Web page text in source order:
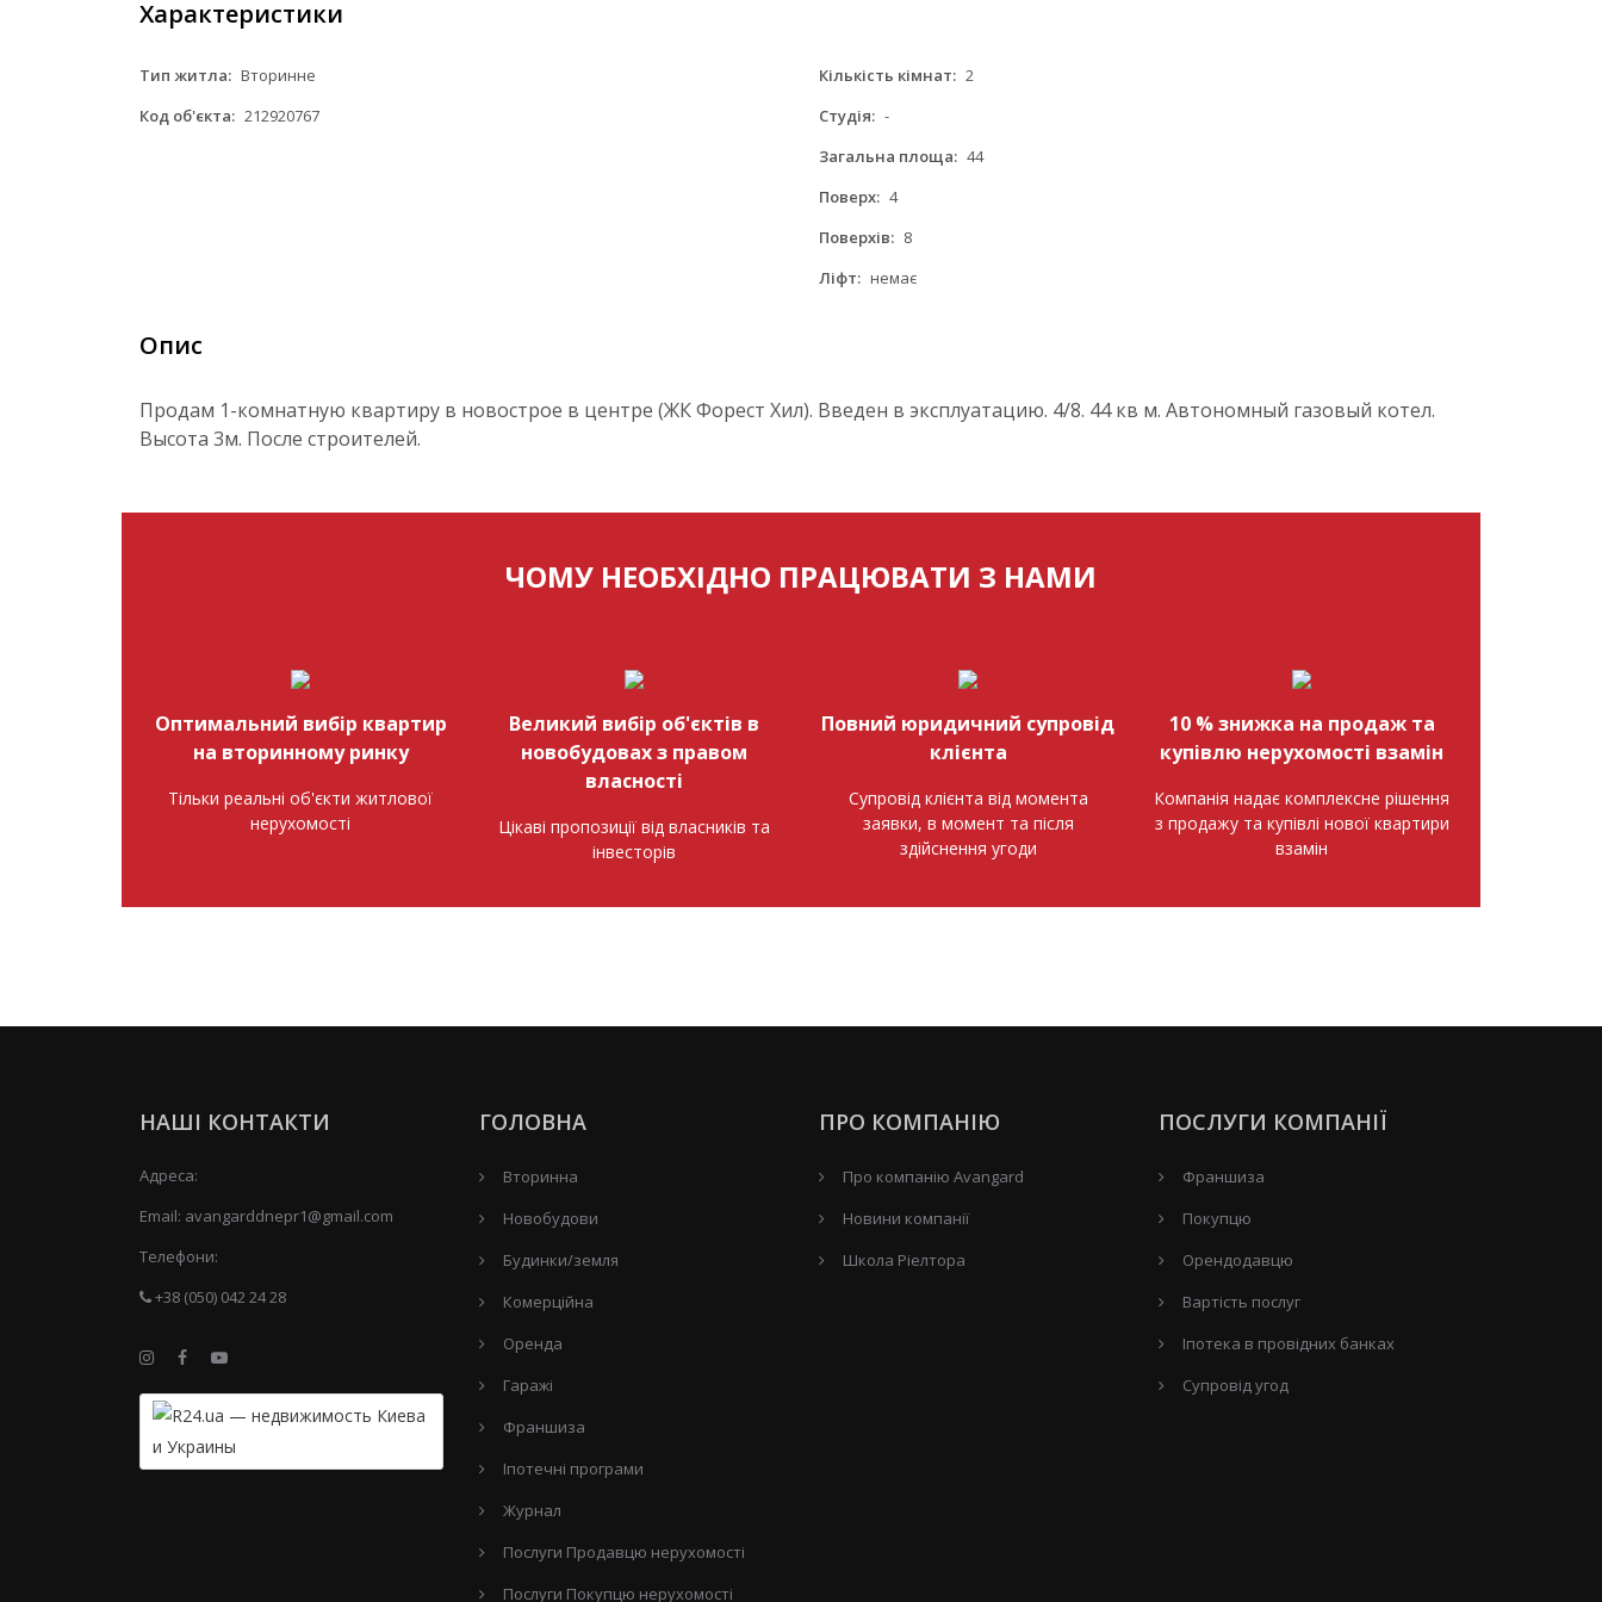
Характеристики
Тип житла: Вторинне
Код об'єкта: 212920767
Кількість кімнат: 2
Студія: -
Загальна площа: 44
Поверх: 4
Поверхів: 8
Ліфт: немає
Опис
Продам 1-комнатную квартиру в новострое в центре (ЖК Форест Хил). Введен в эксплуатацию. 4/8. 44 кв м. Автономный газовый котел.
Высота 3м. После строителей.
ЧОМУ НЕОБХІДНО ПРАЦЮВАТИ З НАМИ
Оптимальний вибір квартир
на вторинному ринку
Тільки реальні об'єкти житлової
нерухомості
Великий вибір об'єктів в
новобудовах з правом
власності
Цікаві пропозиції від власників та
інвесторів
Повний юридичний супровід
клієнта
Супровід клієнта від момента
заявки, в момент та після
здійснення угоди
10 % знижка на продаж та
купівлю нерухомості взамін
Компанія надає комплексне рішення
з продажу та купівлі нової квартири
взамін
НАШІ КОНТАКТИ
Адреса:
Email: avangarddnepr1@gmail.com
Телефони:
+38 (050) 042 24 28
ГОЛОВНА
Вторинна
Новобудови
Будинки/земля
Комерційна
Оренда
Гаражі
Франшиза
Іпотечні програми
Журнал
Послуги Продавцю нерухомості
Послуги Покупцю нерухомості
ПРО КОМПАНІЮ
Про компанію Avangard
Новини компанії
Школа Ріелтора
ПОСЛУГИ КОМПАНІЇ
Франшиза
Покупцю
Орендодавцю
Вартість послуг
Іпотека в провідних банках
Супровід угод